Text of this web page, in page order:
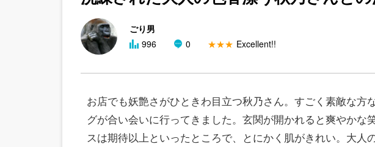
ごり男
996
0 ★★★ Excellent!!
お店でも妖艶さがひときわ目立つ秋乃さん。すごく素敵な方
グが合い会いに行ってきました。玄関が開かれると爽やかな
スは期待以上といったところで、とにかく肌がきれい。大人